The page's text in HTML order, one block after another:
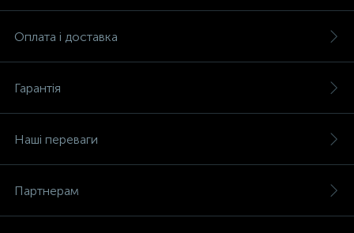
Оплата і доставка
Гарантія
Наші переваги
Партнерам